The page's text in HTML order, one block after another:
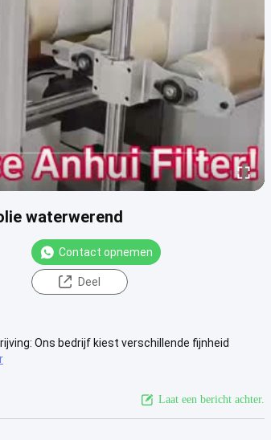
waterwerend
Contact opnemen
Deel
Ons bedrijf kiest verschillende fijnheid
Laat een bericht achter.